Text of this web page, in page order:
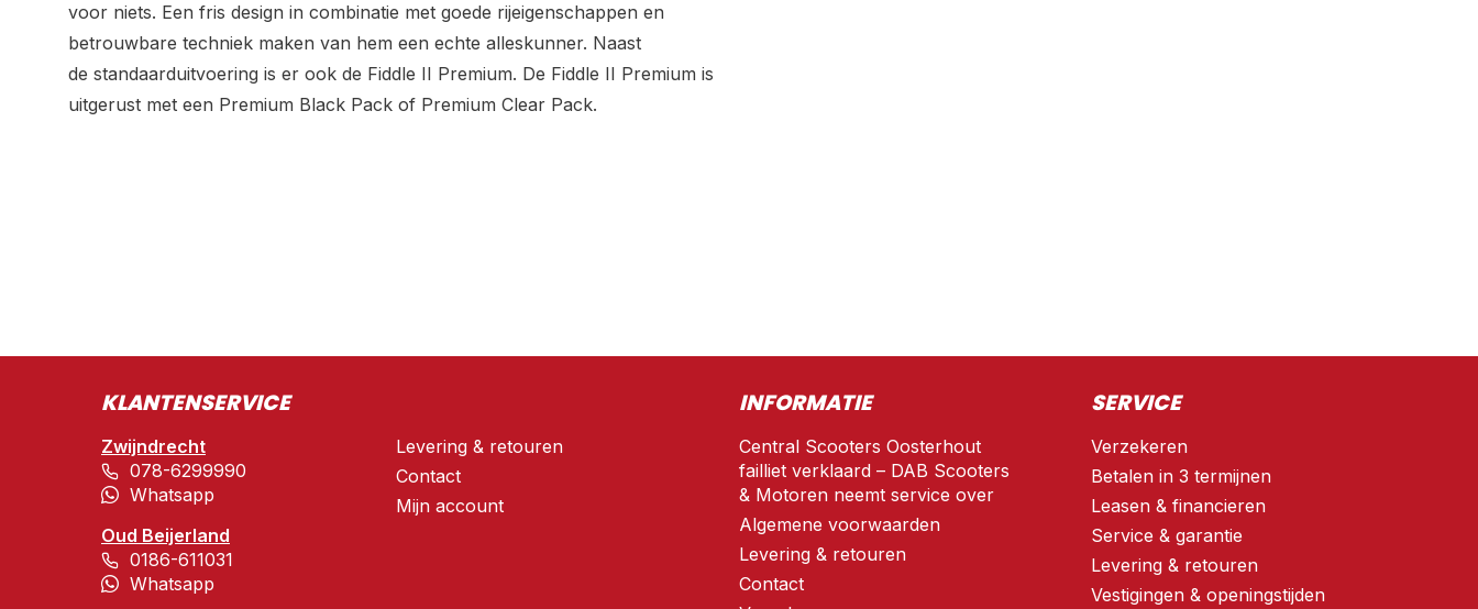
voor niets. Een fris design in combinatie met goede rijeigenschappen en
betrouwbare techniek maken van hem een echte alleskunner. Naast
de standaarduitvoering is er ook de Fiddle II Premium. De Fiddle II Premium is
uitgerust met een Premium Black Pack of Premium Clear Pack.
KLANTENSERVICE
Zwijndrecht
078-6299990
Whatsapp
Oud Beijerland
0186-611031
Whatsapp
Levering & retouren
Contact
Mijn account
INFORMATIE
Central Scooters Oosterhout
failliet verklaard – DAB Scooters
& Motoren neemt service over
Algemene voorwaarden
Levering & retouren
Contact
SERVICE
Verzekeren
Betalen in 3 termijnen
Leasen & financieren
Service & garantie
Levering & retouren
Vestigingen & openingstijden